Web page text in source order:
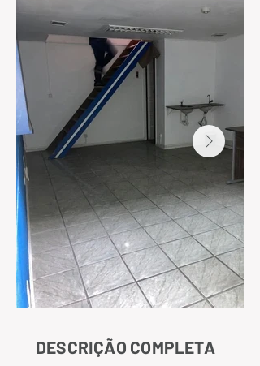
DESCRIÇÃO COMPLETA